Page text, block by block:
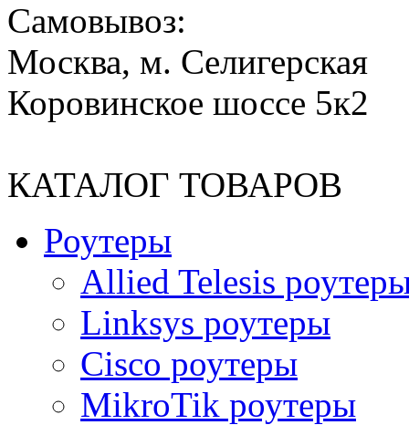
Cамовывоз:
Москва, м. Селигерская
Коровинское шоссе 5к2
КАТАЛОГ ТОВАРОВ
Роутеры
Allied Telesis
Linksys роутеры
Cisco роутеры
MikroTik роутеры